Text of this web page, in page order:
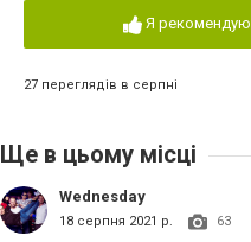
Я рекомендую
27 переглядів в серпні
Ще в цьому місці
Wednesday
18 серпня 2021 р. 63